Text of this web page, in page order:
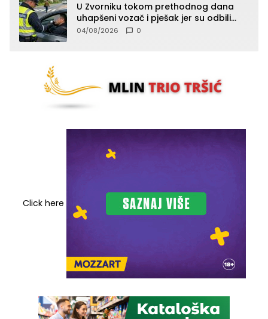
U Zvorniku tokom prethodnog dana
uhapšeni vozač i pješak jer su odbili
testiranje na prisustvo droge
04/08/2026 0
Click here